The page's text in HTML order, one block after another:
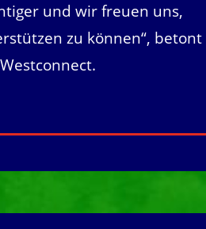
und wir freuen uns,
zu können“, betont